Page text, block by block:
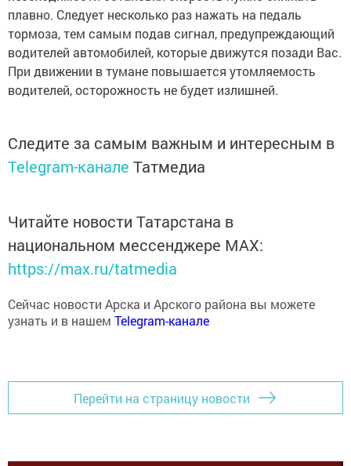
плавно. Следует несколько раз нажать на педаль
тормоза, тем самым подав сигнал, предупреждающий
водителей автомобилей, которые движутся позади Вас.
При движении в тумане повышается утомляемость
водителей, осторожность не будет излишней.
Следите за самым важным и интересным в
Telegram-канале Татмедиа
Читайте новости Татарстана в
национальном мессенджере MАХ:
https://max.ru/tatmedia
Сейчас новости Арска и Арского района вы можете
узнать и в нашемTelegram-канале
Перейти на страницу новости